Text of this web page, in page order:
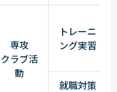
専攻
クラブ活
動
トレーニ
ング実習
就職対策